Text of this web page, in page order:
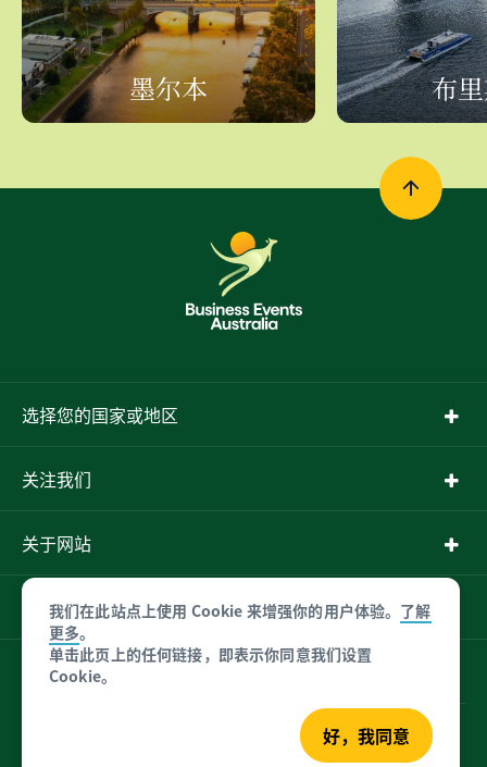
墨尔本 布
我们在此站点上使用 Cookie 来增强你的用户体验。 了解
更多。
单击此页上的任何链接，即表示你同意我们设置
Cookie。
好，我同意
选择您的国家或地区
关注我们
关于网站
更多信息
产品免责声明
© Tourism Australia 2026